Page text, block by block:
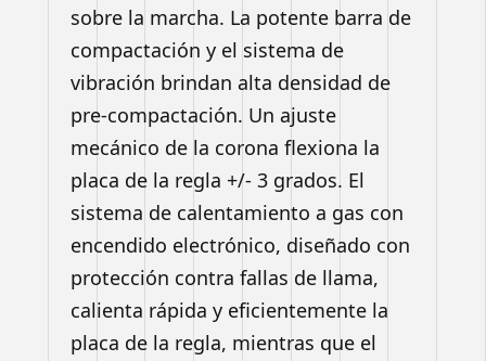
sobre la marcha. La potente barra de
compactación y el sistema de
vibración brindan alta densidad de
pre-compactación. Un ajuste
mecánico de la corona flexiona la
placa de la regla +/- 3 grados. El
sistema de calentamiento a gas con
encendido electrónico, diseñado con
protección contra fallas de llama,
calienta rápida y eficientemente la
placa de la regla, mientras que el